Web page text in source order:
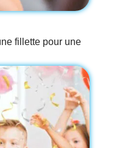
fillette pour une